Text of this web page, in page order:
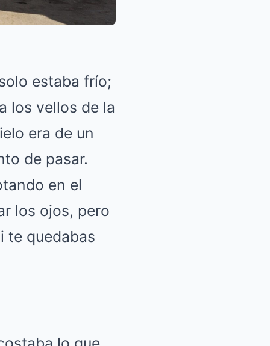
estaba frío;
los vellos de la
era de un
de pasar.
en el
los ojos, pero
te quedabas